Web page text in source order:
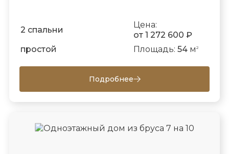
2 спальни
Цена:
от 1 272 600 ₽
простой
Площадь: 54м 2
Подробнее